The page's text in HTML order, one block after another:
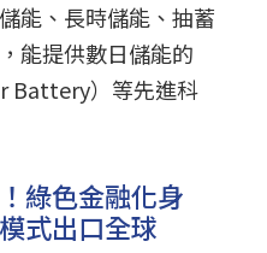
能、長時儲能、抽蓄
能提供數日儲能的
Battery）等先進科
綠色金融化身
式出口全球